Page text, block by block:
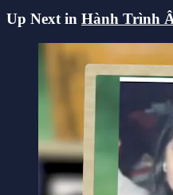
Up Next in Hành Trình